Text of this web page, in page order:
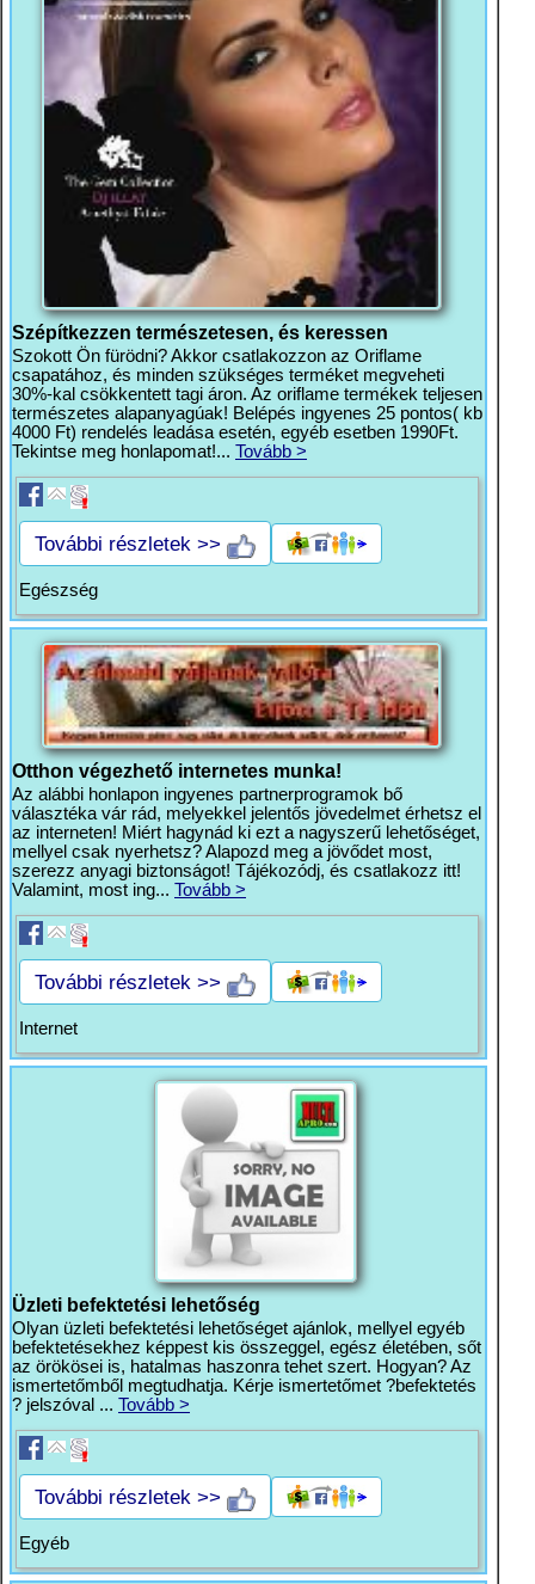
Szépítkezzen természetesen, és keressen
Szokott Ön fürödni? Akkor csatlakozzon az Oriflame
csapatához, és minden szükséges terméket megveheti
30%-kal csökkentett tagi áron. Az oriflame termékek teljesen
természetes alapanyagúak! Belépés ingyenes 25 pontos( kb
4000 Ft) rendelés leadása esetén, egyéb esetben 1990Ft.
Tekintse meg honlapomat!... Tovább >
További részletek >>
Egészség
Otthon végezhető internetes munka!
Az alábbi honlapon ingyenes partnerprogramok bő
választéka vár rád, melyekkel jelentős jövedelmet érhetsz el
az interneten! Miért hagynád ki ezt a nagyszerű lehetőséget,
mellyel csak nyerhetsz? Alapozd meg a jövődet most,
szerezz anyagi biztonságot! Tájékozódj, és csatlakozz itt!
Valamint, most ing... Tovább >
További részletek >>
Internet
Üzleti befektetési lehetőség
Olyan üzleti befektetési lehetőséget ajánlok, mellyel egyéb
befektetésekhez képpest kis összeggel, egész életében, sőt
az örökösei is, hatalmas haszonra tehet szert. Hogyan? Az
ismertetőmből megtudhatja. Kérje ismertetőmet ?befektetés
? jelszóval ... Tovább >
További részletek >>
Egyéb